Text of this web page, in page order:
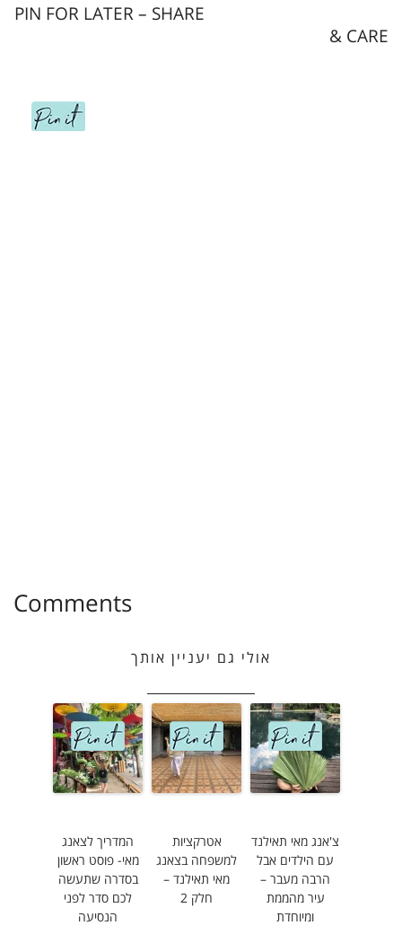
PIN FOR LATER – SHARE
& CARE
Comments
אולי גם יעניין אותך
המדריך לצאנג
מאי- פוסט ראשון
בסדרה שתעשה
לכם סדר לפני
הנסיעה
אטרקציות
למשפחה בצאנג
מאי תאילנד –
חלק 2
צ'אנג מאי תאילנד
עם הילדים אבל
הרבה מעבר –
עיר מהממת
ומיוחדת